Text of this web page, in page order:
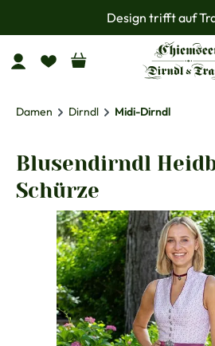
Zum Hauptinhalt springenDesign trifft auf
Damen Dirndl Midi-Dirndl
Blusendirndl
Schürze
Bildergalerie überspringen